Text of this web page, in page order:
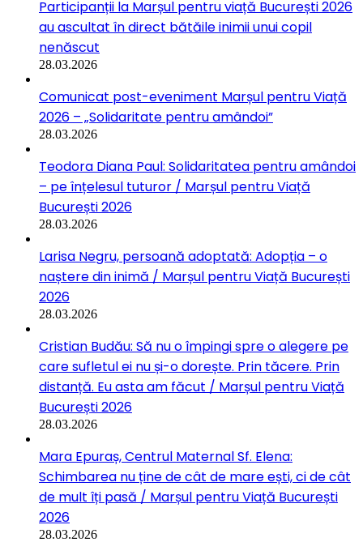
Participanții la Marșul pentru viață București 2026
au ascultat în direct bătăile inimii unui copil
nenăscut
28.03.2026
Comunicat post-eveniment Marșul pentru Viață
2026 – „Solidaritate pentru amândoi”
28.03.2026
Teodora Diana Paul: Solidaritatea pentru amândoi
– pe înțelesul tuturor / Marșul pentru Viață
București 2026
28.03.2026
Larisa Negru, persoană adoptată: Adopția – o
naștere din inimă / Marșul pentru Viață București
2026
28.03.2026
Cristian Budău: Să nu o împingi spre o alegere pe
care sufletul ei nu și-o dorește. Prin tăcere. Prin
distanță. Eu asta am făcut / Marșul pentru Viață
București 2026
28.03.2026
Mara Epuraș, Centrul Maternal Sf. Elena:
Schimbarea nu ține de cât de mare ești, ci de cât
de mult îți pasă / Marșul pentru Viață București
2026
28.03.2026